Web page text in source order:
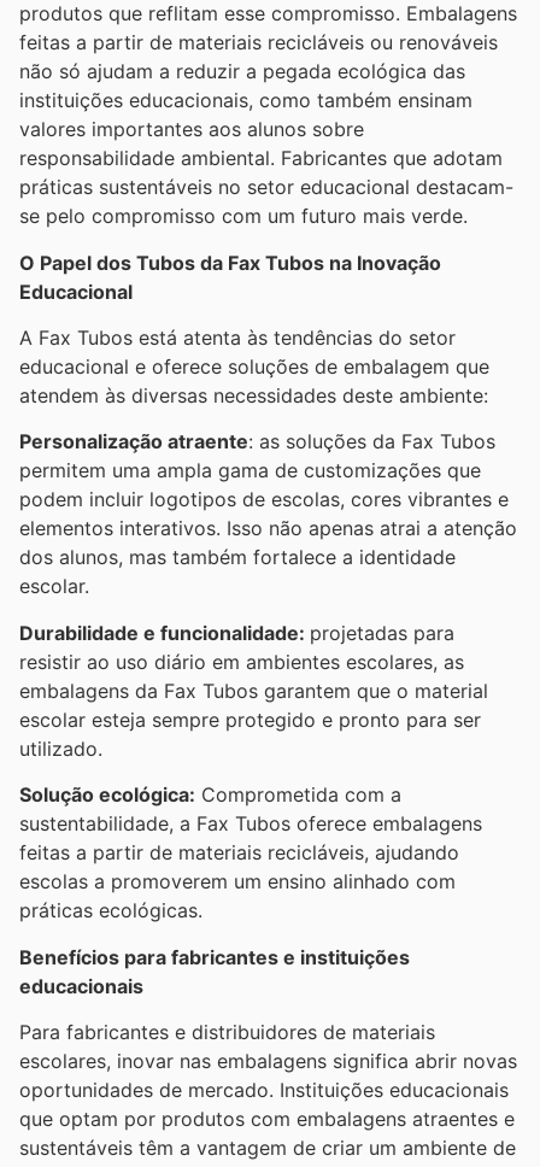
produtos que reflitam esse compromisso. Embalagens
feitas a partir de materiais recicláveis ou renováveis
não só ajudam a reduzir a pegada ecológica das
instituições educacionais, como também ensinam
valores importantes aos alunos sobre
responsabilidade ambiental. Fabricantes que adotam
práticas sustentáveis no setor educacional destacam-
se pelo compromisso com um futuro mais verde.
O Papel dos Tubos da Fax Tubos na Inovação
Educacional
A Fax Tubos está atenta às tendências do setor
educacional e oferece soluções de embalagem que
atendem às diversas necessidades deste ambiente:
Personalização atraente: as soluções da Fax Tubos
permitem uma ampla gama de customizações que
podem incluir logotipos de escolas, cores vibrantes e
elementos interativos. Isso não apenas atrai a atenção
dos alunos, mas também fortalece a identidade
escolar.
Durabilidade e funcionalidade: projetadas para
resistir ao uso diário em ambientes escolares, as
embalagens da Fax Tubos garantem que o material
escolar esteja sempre protegido e pronto para ser
utilizado.
Solução ecológica: Comprometida com a
sustentabilidade, a Fax Tubos oferece embalagens
feitas a partir de materiais recicláveis, ajudando
escolas a promoverem um ensino alinhado com
práticas ecológicas.
Benefícios para fabricantes e instituições
educacionais
Para fabricantes e distribuidores de materiais
escolares, inovar nas embalagens significa abrir novas
oportunidades de mercado. Instituições educacionais
que optam por produtos com embalagens atraentes e
sustentáveis têm a vantagem de criar um ambiente de